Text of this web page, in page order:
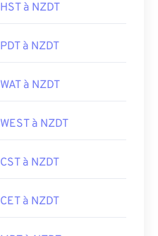
HST à NZDT
PDT à NZDT
WAT à NZDT
WEST à NZDT
CST à NZDT
CET à NZDT